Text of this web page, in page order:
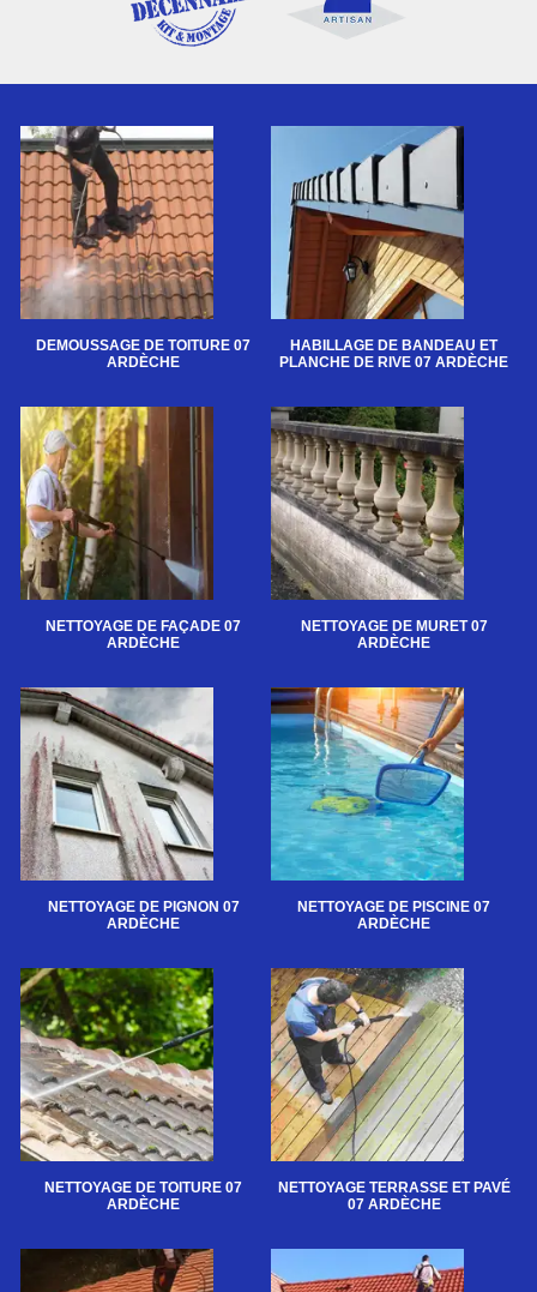
DEMOUSSAGE DE TOITURE 07
ARDÈCHE
HABILLAGE DE BANDEAU ET
PLANCHE DE RIVE 07 ARDÈCHE
NETTOYAGE DE FAÇADE 07
ARDÈCHE
NETTOYAGE DE MURET 07
ARDÈCHE
NETTOYAGE DE PIGNON 07
ARDÈCHE
NETTOYAGE DE PISCINE 07
ARDÈCHE
NETTOYAGE DE TOITURE 07
ARDÈCHE
NETTOYAGE TERRASSE ET PAVÉ
07 ARDÈCHE